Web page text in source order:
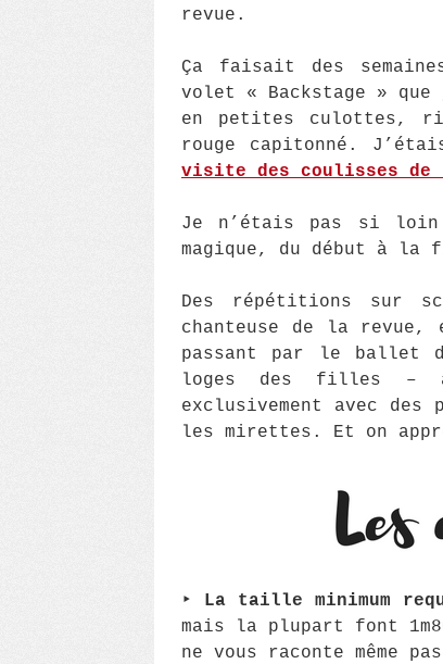
revue.
Ça faisait des
volet « Backstage » que
en petites culottes,
rouge capitonné.
visite des coulisses de
Je n’étais pas si
magique, du début à la
Des répétitions sur
chanteuse de la
passant par le ballet
loges des filles –
exclusivement avec des
les mirettes. Et on
‣ La taille minimum
mais la plupart font
ne vous raconte même